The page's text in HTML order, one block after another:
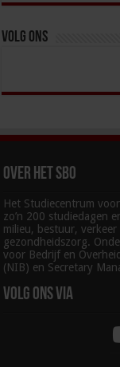
Volg ons
Over het SBO
Het Studiecentrum
zo’n 200 studiedagen
milieu, bestuur,
gezondheidszorg.
voor Bedrijf en
(NIB) en Secretary
Volg ons via